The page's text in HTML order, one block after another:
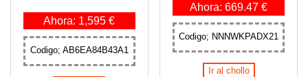
Ahora: 1,595 €
Codigo; AB6EA84B43A1
Ahora: 669.47 €
Codigo; NNNWKPADX21
Ir al chollo